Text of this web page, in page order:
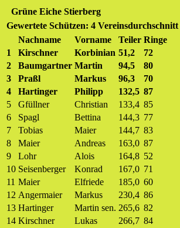
Grüne Eiche Stierberg
Gewertete Schützen: 4 Vereinsdurchschnitt
Nachname
Vorname Teiler Ringe
1
Kirschner Korbinian 51,2
72
2
Baumgartner Martin 94,5
80
3
Praßl Markus 96,3
70
4
Hartinger Philipp 132,5 87
5
Gfüllner Christian 133,4 85
6
Spagl Bettina 144,3 77
7
Tobias Maier 144,7 83
8
Maier Andreas 163,0 87
9
Lohr Alois 164,8 52
10 Seisenberger Konrad 167,0 71
11 Maier Elfriede 185,0 60
12 Angermaier Markus 230,4 86
13 Hartinger Martin sen. 265,6 82
14 Kirschner Lukas 266,7 84